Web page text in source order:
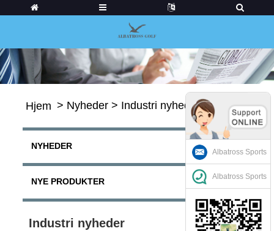
Hjem > Nyheder > Industri nyheder
NYHEDER
NYE PRODUKTER
Industri nyheder
Albatross Sports
Albatross Sports